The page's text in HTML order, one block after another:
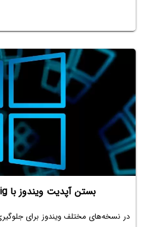
بستن آپدیت ویندوز با msconfig یا services
در نسخه‌های مختلف ویندوز برای